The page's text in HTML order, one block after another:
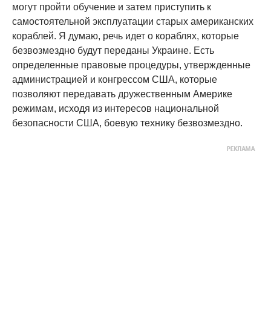
могут пройти обучение и затем приступить к
самостоятельной эксплуатации старых американских
кораблей. Я думаю, речь идет о кораблях, которые
безвозмездно будут переданы Украине. Есть
определенные правовые процедуры, утвержденные
администрацией и конгрессом США, которые
позволяют передавать дружественным Америке
режимам, исходя из интересов национальной
безопасности США, боевую технику безвозмездно.